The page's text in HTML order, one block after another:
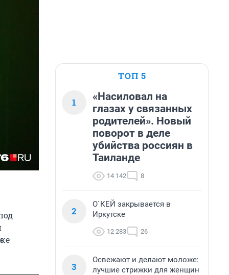
ТОП 5
1
«Насиловал на
глазах у связанных
родителей». Новый
поворот в деле
убийства россиян в
Таиланде
14 142 8
2
О`КЕЙ закрывается в
Иркутске
12 283 26
3
Освежают и делают моложе:
лучшие стрижки для женщин